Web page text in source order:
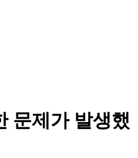
문제가 발생했